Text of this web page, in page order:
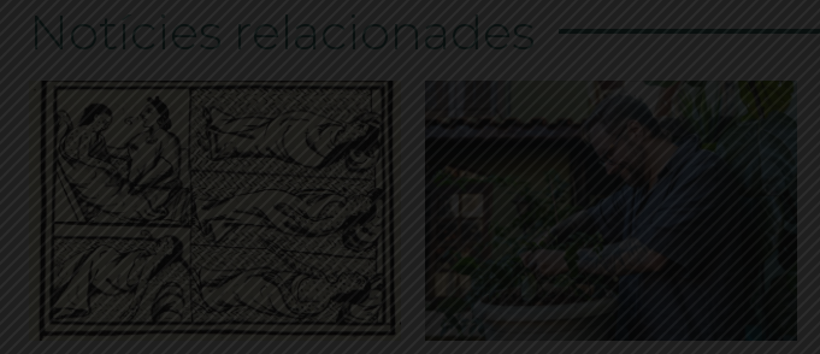
Notícies relacionades